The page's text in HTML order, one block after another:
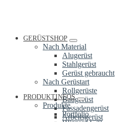
GERÜSTSHOP
Nach Material
Alugerüst
Stahlgerüst
Gerüst gebraucht
Nach Gerüstart
Rollgerüste
Baugerüst
Fassadengerüst
Arbeitsgerüst
PRODUKTINFOS
Produkte
Portfolio